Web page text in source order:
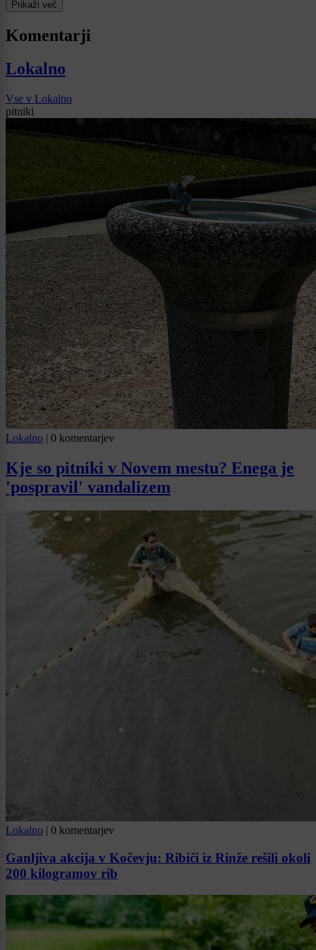
Prikaži več
Komentarji
Lokalno
Vse v Lokalno
pitniki
Lokalno | 0 komentarjev
Kje so pitniki v Novem mestu? Enega je
'pospravil' vandalizem
Lokalno | 0 komentarjev
Ganljiva akcija v Kočevju: Ribiči iz Rinže rešili okoli
200 kilogramov rib